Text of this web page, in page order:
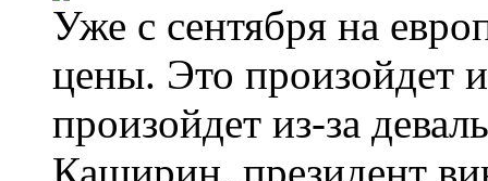
Уже с сентября на
цены. Это произойдет
произойдет из-за
Каширин, президент